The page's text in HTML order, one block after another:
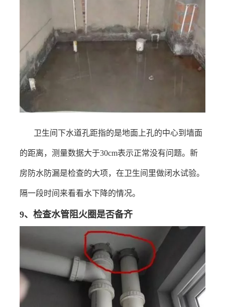
卫生间下水道孔距指的是地面上孔的中心到墙面
的距离，测量数据大于30cm表示正常没有问题。新
房防水防漏是检查的大项，在卫生间里做闭水试验。
隔一段时间来看看水下降的情况。
9、 检查水管阻火圈是否备齐